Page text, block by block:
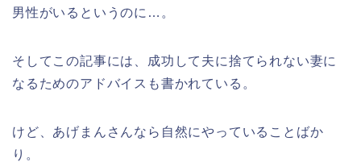
男性がいるというのに…。
そしてこの記事には、成功して夫に捨てられない妻に
なるためのアドバイスも書かれている。
けど、あげまんさんなら自然にやっていることばか
り。